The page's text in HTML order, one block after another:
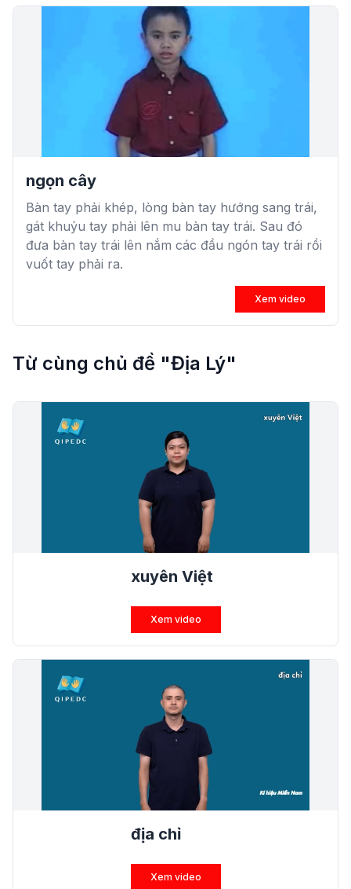
ngọn cây
Bàn tay phải khép, lòng bàn tay hướng sang trái,
gát khuỷu tay phải lên mu bàn tay trái. Sau đó
đưa bàn tay trái lên nắm các đầu ngón tay trái rồi
vuốt tay phải ra.
Xem video
Từ cùng chủ đề "Địa Lý"
xuyên Việt
Xem video
địa chỉ
Xem video